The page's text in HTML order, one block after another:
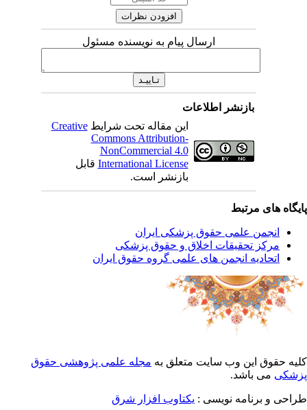
ارسال پیام به نویسنده مسئول
بازنشر اطلاعات
این مقاله تحت شرایطCreative
Commons Attribution-
NonCommercial 4.0
International Licenseقابل
بازنشر است.
های مرتبط
انجمن علمی حقوق پزشکی ایران
مرکز تحقیقات اخلاق و حقوق پزشکی
اتحادیه انجمن های علمی گروه حقوق ایران
حقوق این وب سایت متعلق بهمجله علمی پژوهشی حقوق
می باشد.
و برنامه نویسی : یکتاوب افزار شرق